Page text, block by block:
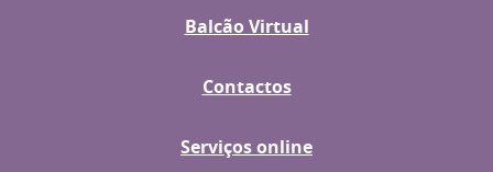
Balcão Virtual
Contactos
Serviços online